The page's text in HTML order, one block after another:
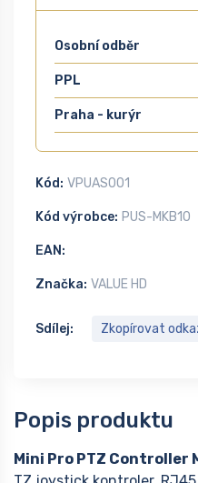
Osobní odběr
PPL
Praha - kurýr
Kód: VPUAS001
Kód výrobce: PUS-MKB10
EAN:
Značka: VALUE HD
Sdílej: Zkopírovat
Popis produktu
Mini Pro PTZ Controller